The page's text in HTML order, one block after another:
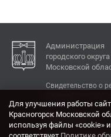
Администрация
городского
Московской
Свидетельство о
КОНТАКТЫ
Для улучшения работы
Красногорск Московской
используя файлы «cookie»